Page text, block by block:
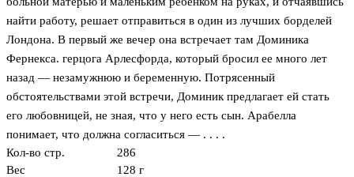
найти работу, решает отправиться в один из лучших борделей
Лондона. В первый же вечер она встречает там Доминика
Фернекса. герцога Арлесфорда, который бросил ее много лет
назад — незамужнюю и беременную. Потрясенный
обстоятельствами этой встречи, Доминик предлагает ей стать
его любовницей, не зная, что у него есть сын. Арабелла
понимает, что должна согласиться — . . . .
Кол-во стр.
286
Вес
128 г